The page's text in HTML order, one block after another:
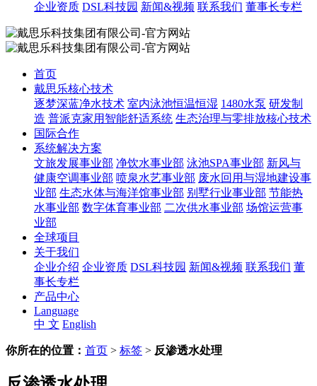
企业资质 DSL科技园 新闻&视频 联系我们 董事长专栏
首页
戴思乐核心技术
逐梦深蓝净水技术 室内泳池恒温恒湿 1480水泵 研发制
造 普派克家用智能舒适系统 生态治理与零排放核心技术
国际合作
系统解决方案
文旅发展事业部 净饮水事业部 泳池SPA事业部 新风与
健康空调事业部 喷泉水艺事业部 废水回用与湿地建设事
业部 生态水体与海洋馆事业部 别墅行业事业部 节能热
水事业部 数字体育事业部 二次供水事业部 场馆运营事
业部
全球项目
关于我们
企业介绍 企业资质 DSL科技园 新闻&视频 联系我们 董
事长专栏
产品中心
Language
中 文 English
你所在的位置： 首页 > 标签 > 反渗透水处理